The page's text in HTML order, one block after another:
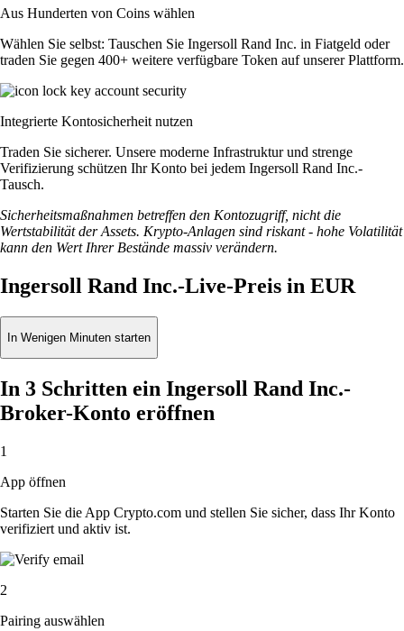
Aus Hunderten von Coins wählen
Wählen Sie selbst: Tauschen Sie Ingersoll Rand Inc. in Fiatgeld oder
traden Sie gegen 400+ weitere verfügbare Token auf unserer Plattform.
Integrierte Kontosicherheit nutzen
Traden Sie sicherer. Unsere moderne Infrastruktur und strenge
Verifizierung schützen Ihr Konto bei jedem Ingersoll Rand Inc.-
Tausch.
Sicherheitsmaßnahmen betreffen den Kontozugriff, nicht die
Wertstabilität der Assets. Krypto-Anlagen sind riskant - hohe Volatilität
kann den Wert Ihrer Bestände massiv verändern.
Ingersoll Rand Inc.-Live-Preis in EUR
In Wenigen Minuten starten
In 3 Schritten ein Ingersoll Rand Inc.-
Broker-Konto eröffnen
1
App öffnen
Starten Sie die App Crypto.com und stellen Sie sicher, dass Ihr Konto
verifiziert und aktiv ist.
2
Pairing auswählen